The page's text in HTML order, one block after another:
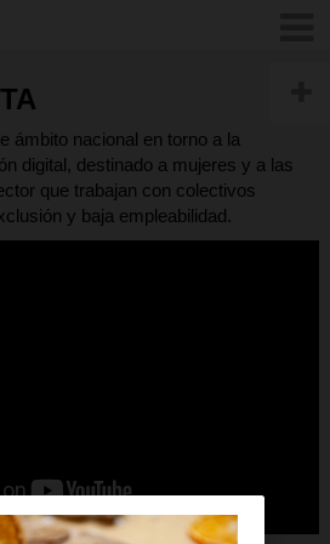
ámbito nacional en torno a la
digital, destinado a mujeres y a las
que trabajan con colectivos
y baja empleabilidad.